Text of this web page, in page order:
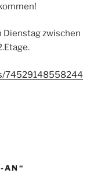
zwischen
74529148558244
AN“